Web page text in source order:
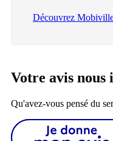
Découvrez
Votre avis nous
Qu'avez-vous pensé du